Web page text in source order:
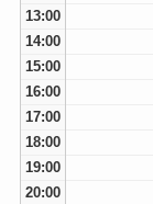
13:00
14:00
15:00
16:00
17:00
18:00
19:00
20:00